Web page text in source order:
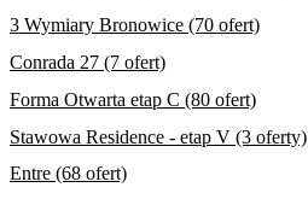
3 Wymiary Bronowice (70 ofert)
Conrada 27 (7 ofert)
Forma Otwarta etap C (80 ofert)
Stawowa Residence - etap V (3 oferty)
Entre (68 ofert)